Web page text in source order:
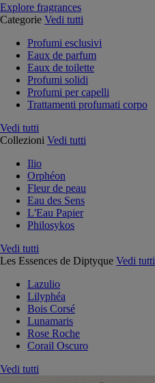
Explore fragrances
Categorie Vedi tutti
Profumi esclusivi
Eaux de parfum
Eaux de toilette
Profumi solidi
Profumi per capelli
Trattamenti profumati corpo
Vedi tutti
Collezioni Vedi tutti
Ilio
Orphéon
Fleur de peau
Eau des Sens
L'Eau Papier
Philosykos
Vedi tutti
Les Essences de Diptyque Vedi tutti
Lazulio
Lilyphéa
Bois Corsé
Lunamaris
Rose Roche
Corail Oscuro
Vedi tutti